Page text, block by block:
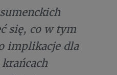
się, co w tym
implikacje dla